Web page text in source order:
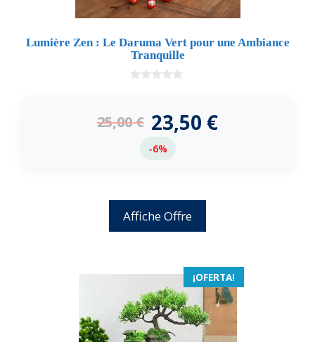
Lumière Zen : Le Daruma Vert pour une Ambiance
Tranquille
5
25,00€ 23,50 €
-6%
Affiche Offre
¡OFERTA!